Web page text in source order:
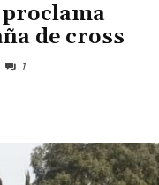
de cross
1